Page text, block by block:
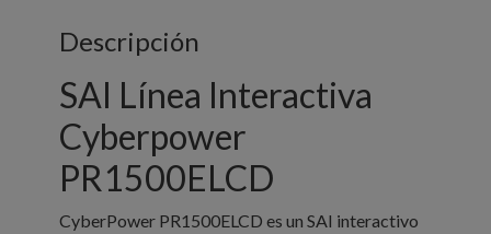
Descripción
SAI Línea Interactiva
Cyberpower
PR1500ELCD
CyberPower PR1500ELCD es un SAI interactivo